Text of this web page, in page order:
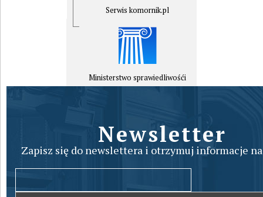
Serwis komornik.pl
Ministerstwo sprawiedliwośći
Newsletter
Zapisz się do newslettera i otrzymuj informacje